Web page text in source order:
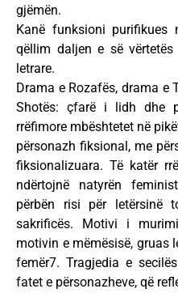
gjëmën.
Kanë funksioni
qëllim daljen e së
letrare.
Drama e Rozafës, drama e
Shotës: çfarë i lidh dhe
rrëfimore mbështetet në
përsonazh fiksional, me
fiksionalizuara. Të katër
ndërtojnë natyrën
përbën risi për letërsinë
sakrificës. Motivi i
motivin e mëmësisë, gruas
femër7. Tragjedia e
fatet e përsonazheve, që